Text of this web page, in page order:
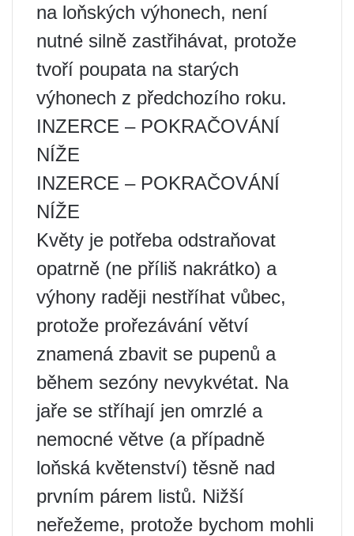
na loňských výhonech, není
nutné silně zastřihávat, protože
tvoří poupata na starých
výhonech z předchozího roku.
INZERCE – POKRAČOVÁNÍ
NÍŽE
INZERCE – POKRAČOVÁNÍ
NÍŽE
Květy je potřeba odstraňovat
opatrně (ne příliš nakrátko) a
výhony raději nestříhat vůbec,
protože prořezávání větví
znamená zbavit se pupenů a
během sezóny nevykvétat. Na
jaře se stříhají jen omrzlé a
nemocné větve (a případně
loňská květenství) těsně nad
prvním párem listů. Nižší
neřežeme, protože bychom mohli